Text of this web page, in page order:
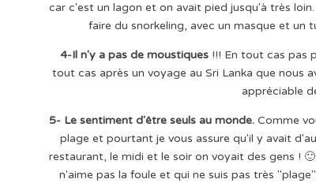
car c'est un lagon et on avait pied jusqu'à très
faire du snorkeling, avec un masque et un
4-Il n'y a pas de moustiques!!! En tout cas pas
tout cas après un voyage au Sri Lanka que nous
appréciable
5- Le sentiment d'être seuls au monde.Comme
plage et pourtant je vous assure qu'il y avait
restaurant, le midi et le soir on voyait des gens !
n'aime pas la foule et qui ne suis pas très